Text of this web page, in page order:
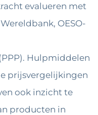
evalueren met
OESO-
Hulpmiddelen
prijsvergelijkingen
ook inzicht te
producten in